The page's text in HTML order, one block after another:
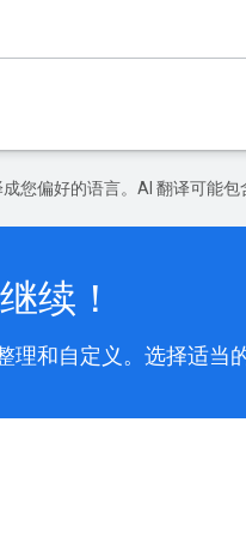
您偏好的语言。AI 翻译可能包
续！
和自定义。选择适当